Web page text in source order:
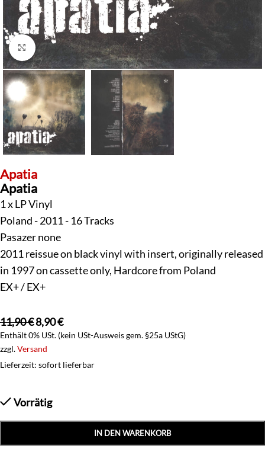
Klick zum Vergrößern
Apatia
Apatia
1 x LP Vinyl
Poland - 2011 - 16 Tracks
Pasazer none
2011 reissue on black vinyl with insert, originally released
in 1997 on cassette only, Hardcore from Poland
EX+ / EX+
11,90€8,90€
Enthält 0% USt. (kein USt-Ausweis gem. §25a UStG)
zzgl.Versand
Lieferzeit: sofort lieferbar
Vorrätig
IN DEN WARENKORB